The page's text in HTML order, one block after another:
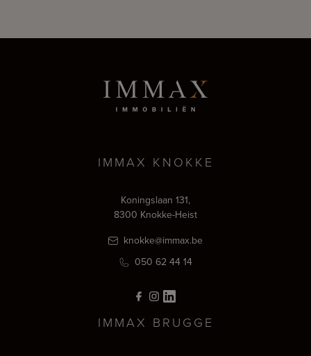
IMMAX KNOKKE
Koningslaan 131,
8300 Knokke-Heist
knokke@immax.be
050 62 44 14
IMMAX BRUGGE